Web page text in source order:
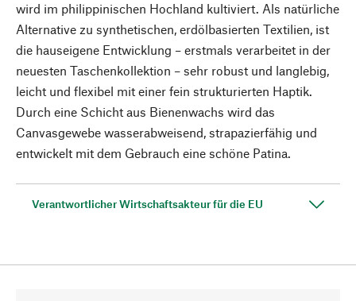
wird im philippinischen Hochland kultiviert. Als natürliche
Alternative zu synthetischen, erdölbasierten Textilien, ist
die hauseigene Entwicklung – erstmals verarbeitet in der
neuesten Taschenkollektion – sehr robust und langlebig,
leicht und flexibel mit einer fein strukturierten Haptik.
Durch eine Schicht aus Bienenwachs wird das
Canvasgewebe wasserabweisend, strapazierfähig und
entwickelt mit dem Gebrauch eine schöne Patina.
Verantwortlicher Wirtschaftsakteur für die EU